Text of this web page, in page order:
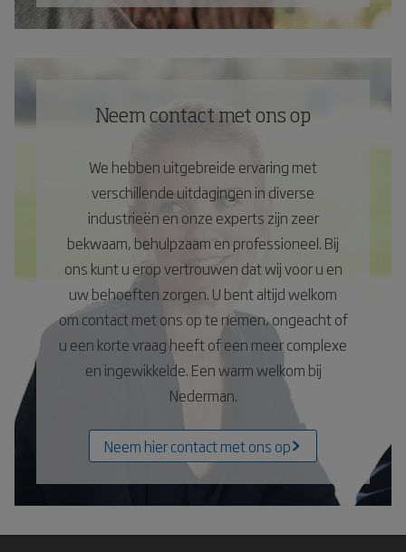
Neem contact met ons op
We hebben uitgebreide ervaring met
verschillende uitdagingen in diverse
industrieën en onze experts zijn zeer
bekwaam, behulpzaam en professioneel. Bij
ons kunt u erop vertrouwen dat wij voor u en
uw behoeften zorgen. U bent altijd welkom
om contact met ons op te nemen, ongeacht of
u een korte vraag heeft of een meer complexe
en ingewikkelde. Een warm welkom bij
Nederman.
Neem hier contact met ons op